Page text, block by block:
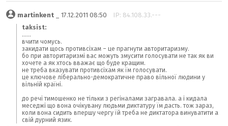
martinkent _ 17.12.2011 08:50 IP: 84.108.33.---
taksist:
......
вчити чомусь.
закидати щось противсіхам – це прагнути авторитаризму.
бо при авторитаризмі вас можуть змусити голосувати не так як ви
хочете а як хтось вважає що буде кращим.
не треба вказувати противсіхам як їм голосувати.
це ключове ліберально-демократичне право вільної людини у
вільній країні.
до речі тимошенко не тільки з регіналами загравала. а і кидала
меседжі що вона очікувану людьми диктатуру їм дасть. тож зараз,
коли вона сидить впершу чергу їй треба не диктатора винуватити а
свій дурний язик.